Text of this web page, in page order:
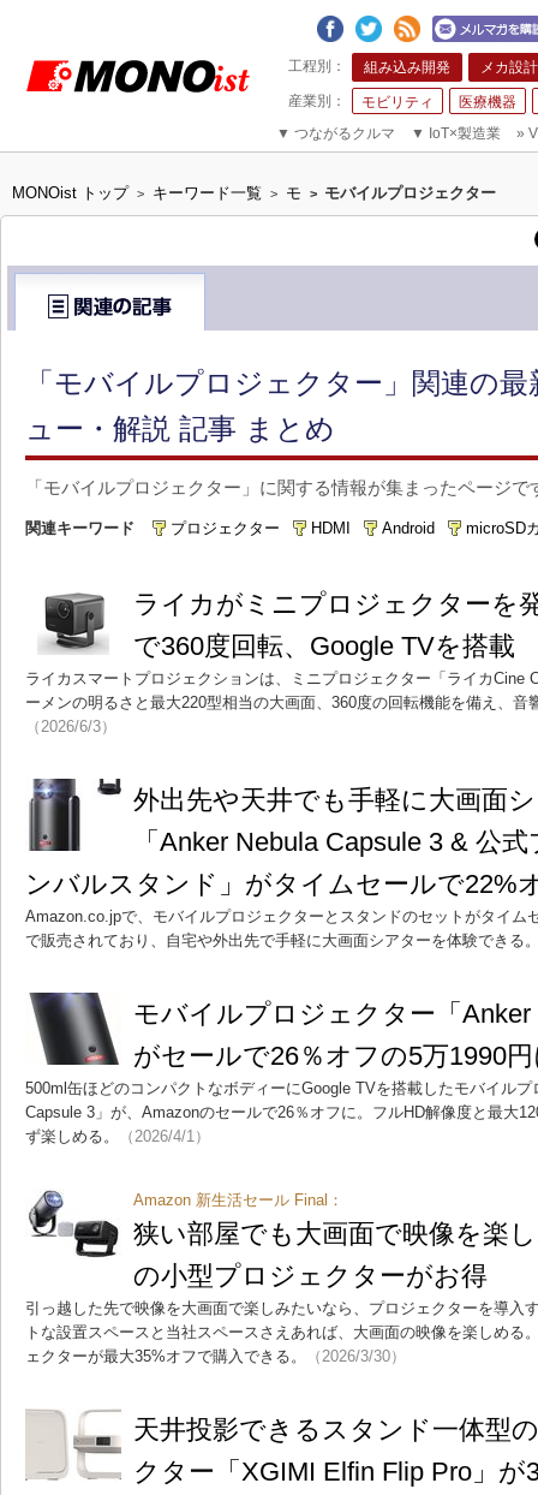
組み込み開発 メカ設計
モビリティ
医療機器
▼ つながるクルマ ▼ IoT×製造業 »
MONOist トップ > キーワード一覧 > モ > モバイルプロジェクター
「モバイルプロジェクター」関連の
ュー・解説 記事 まとめ
「モバイルプロジェクター」に関する情報が集まったページで
関連キーワード プロジェクター HDMI Android microSD
ライカがミニプロジェクターを
で360度回転、Google TVを搭載
ライカスマートプロジェクションは、ミニプロジェクター「ライカCine
ーメンの明るさと最大220型相当の大画面、360度の回転機能を備え、
（2026/6/3）
外出先や天井でも手軽に大画面
「Anker Nebula Capsule 3 & 公
ンバルスタンド」がタイムセールで22%
Amazon.co.jpで、モバイルプロジェクターとスタンドのセットがタイム
で販売されており、自宅や外出先で手軽に大画面シアターを体験できる
モバイルプロジェクター「Anker
がセールで26％オフの5万1990
500ml缶ほどのコンパクトなボディーにGoogle TVを搭載したモバイル
Capsule 3」が、Amazonのセールで26％オフに。フルHD解像度と最大
ず楽しめる。
（2026/4/1）
Amazon 新生活セール Final：
狭い部屋でも大画面で映像を楽
の小型プロジェクターがお得
引っ越した先で映像を大画面で楽しみたいなら、プロジェクターを導入
トな設置スペースと当社スペースさえあれば、大画面の映像を楽しめる
ェクターが最大35%オフで購入できる。
（2026/3/30）
天井投影できるスタンド一体型
クター「XGIMI Elfin Flip Pro」が